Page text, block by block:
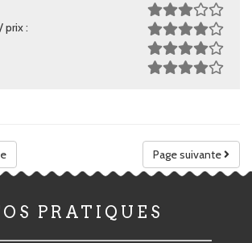
prix :
Page suivante
PRATIQUES